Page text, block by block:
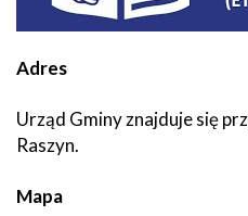
Adres
Urząd Gminy znajduje się
Raszyn.
Mapa